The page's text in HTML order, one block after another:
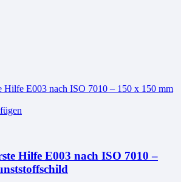
Hilfe E003 nach ISO 7010 –